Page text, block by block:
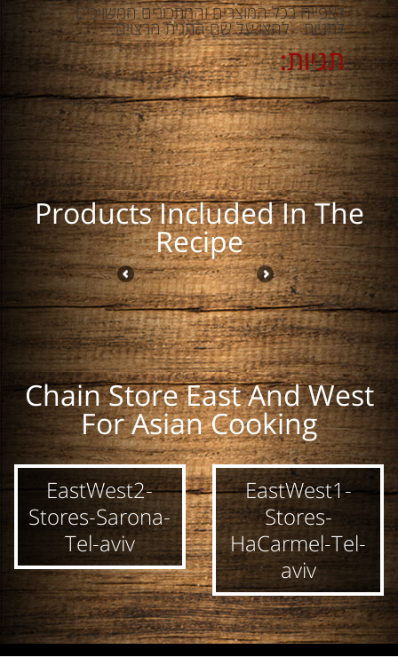
לצפייה בכל המוצרים והמתכונים המשויכים
לתגיות - לחצו על שם התגית הרצויה.
תגיות:
Products Included In The
Recipe
אבקת דאשי 50 גרם
East West
שמן שומשום 150
מ''ל ToA
רוטב סויה ללא חומר
משמר 500 מ''ל
Sempio
Chain Store East And West
For Asian Cooking
EastWest1-
Stores-
HaCarmel-Tel-
aviv
EastWest2-
Stores-Sarona-
Tel-aviv